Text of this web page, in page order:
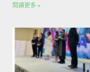
閱讀更多 »